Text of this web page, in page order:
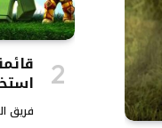
فريق